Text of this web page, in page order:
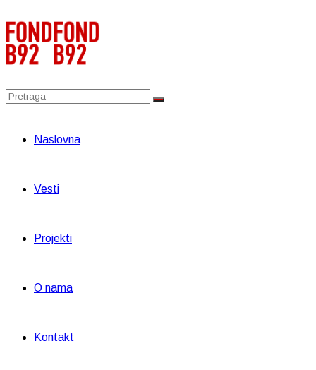
Naslovna
Vesti
Projekti
O nama
Kontakt